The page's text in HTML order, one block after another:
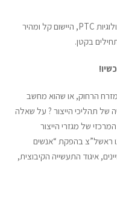
בפרויקטי Industry 4.0 המתבססים על טכנולוגיות PTC, היישום קל ומהיר
בקטן.
הרחוק, או שהוא מחשב
של תהליכי הייצור ? על שאלה
של מגזרי הייצור
ביום חמישי ה-11/10 בלאגו ראשל”צ בהפקת “אנשים
איגוד התעשייה הקיבוצית,